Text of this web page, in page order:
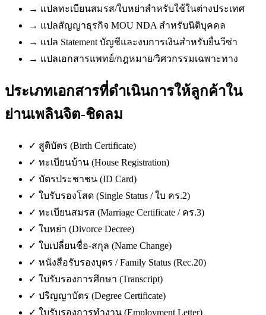
→ แปลทะเบียนสมรส/ใบหย่าสำหรับใช้ในต่างประเทศ
→ แปลสัญญาธุรกิจ MOU NDA สำหรับนิติบุคคล
→ แปล Statement บัญชีและงบการเงินสำหรับยื่นวีซ่า
→ แปลเอกสารแพทย์/กฎหมาย/วิศวกรรมเฉพาะทาง
ประเภทเอกสารที่ดำเนินการให้ลูกค้าใน
ย่านเพลินจิต-ชิดลม
✓ สูติบัตร (Birth Certificate)
✓ ทะเบียนบ้าน (House Registration)
✓ บัตรประชาชน (ID Card)
✓ ใบรับรองโสด (Single Status / ใบ คร.2)
✓ ทะเบียนสมรส (Marriage Certificate / คร.3)
✓ ใบหย่า (Divorce Decree)
✓ ใบเปลี่ยนชื่อ-สกุล (Name Change)
✓ หนังสือรับรองบุตร / Family Status (Rec.20)
✓ ใบรับรองการศึกษา (Transcript)
✓ ปริญญาบัตร (Degree Certificate)
✓ ใบรับรองการทำงาน (Employment Letter)